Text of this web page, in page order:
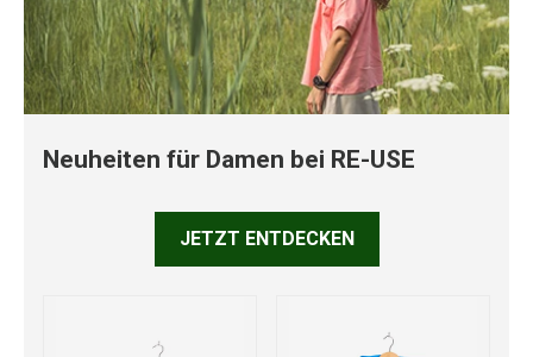
Neuheiten für Damen bei RE-USE
JETZT ENTDECKEN